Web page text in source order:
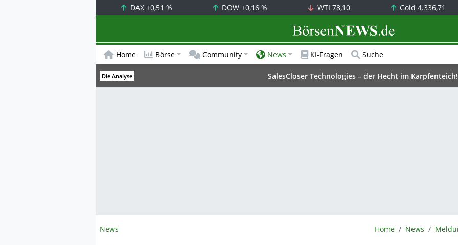
DAX +0,51 % DOW+0,16 % WTI 78,10 Gold4.336,71
BörsenNEWS.de
Home Börse Community News KI-Fragen Suche
Die Analyse SalesCloser Technologies – der Hecht im Karpfenteich!
News BörsenNEWS.de
Home News